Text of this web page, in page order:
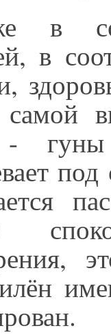
в
в
самой
-